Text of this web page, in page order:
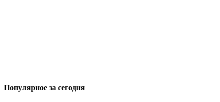
Популярное за сегодня